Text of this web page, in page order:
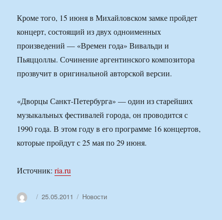
Кроме того, 15 июня в Михайловском замке пройдет
концерт, состоящий из двух одноименных
произведений — «Времен года» Вивальди и
Пьяццоллы. Сочинение аргентинского композитора
прозвучит в оригинальной авторской версии.
«Дворцы Санкт-Петербурга» — один из старейших
музыкальных фестивалей города, он проводится с
1990 года. В этом году в его программе 16 концертов,
которые пройдут с 25 мая по 29 июня.
Источник:ria.ru
АвторОпубликовано
25.05.2011 Рубрики
Новости